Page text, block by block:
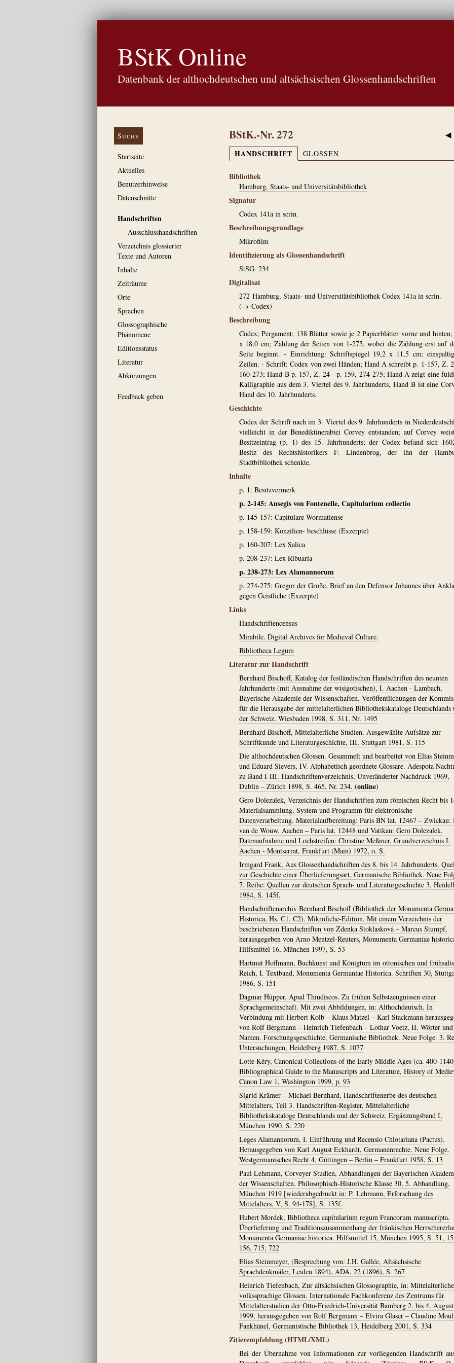
BStK Online
Datenbank der althochdeutschen und altsächsischen Glossenhandschriften
Suche
Startseite
Aktuelles
Benutzerhinweise
Datenschnitte
Handschriften
Ausschluss­handschriften
Verzeichnis glossierter
Texte und Autoren
Inhalte
Zeiträume
Orte
Sprachen
Glossographische
Phänomene
Editionsstatus
Literatur
Abkürzungen
Feedback geben
◀
BStK.-Nr. 272
HANDSCHRIFT GLOSSEN
Bibliothek
Hamburg, Staats- und Universitätsbibliothek
Signatur
Codex 141a in scrin.
Beschreibungsgrundlage
Mikrofilm
Identifizierung als Glossenhandschrift
StSG. 234
Digitalisat
272 Hamburg, Staats- und Universitätsbibliothek Codex 141a in scrin.
(→ Codex)
Beschreibung
Codex; Pergament; 138 Blätter sowie je 2 Papierblätter vorne und
x 18,0 cm; Zählung der Seiten von 1-275, wobei die Zählung erst auf
Seite beginnt. - Einrichtung: Schriftspiegel 19,2 x 11,5 cm;
Zeilen. - Schrift: Codex von zwei Händen; Hand A schreibt p. 1-157, Z.
160-273; Hand B p. 157, Z. 24 - p. 159, 274-275; Hand A zeigt eine
Kalligraphie aus dem 3. Viertel des 9. Jahrhunderts, Hand B ist eine
Hand des 10. Jahrhunderts.
Geschichte
Codex der Schrift nach im 3. Viertel des 9. Jahrhunderts in
vielleicht in der Benediktinerabtei Corvey entstanden; auf Corvey
Besitzeintrag (p. 1) des 15. Jahrhunderts; der Codex befand sich
Besitz des Rechtshistorikers F. Lindenbrog, der ihn der
Stadtbibliothek schenkte.
Inhalte
p. 1: Besitzvermerk
p. 2-145: Ansegis von Fontenelle, Capitularium collectio
p. 145-157: Capitulare Wormatiense
p. 158-159: Konzilien- beschlüsse (Exzerpte)
p. 160-207: Lex Salica
p. 208-237: Lex Ribuaria
p. 238-273: Lex Alamannorum
p. 274-275: Gregor der Große, Brief an den Defensor Johannes über
gegen Geistliche (Exzerpte)
Links
Handschriftencensus
Mirabile. Digital Archives for Medieval Culture.
Bibliotheca Legum
Literatur zur Handschrift
Bernhard Bischoff, Katalog der festländischen Handschriften des neunten
Jahrhunderts (mit Ausnahme der wisigotischen), I. Aachen - Lambach,
Bayerische Akademie der Wissenschaften. Veröffentlichungen der
für die Herausgabe der mittelalterlichen Bibliothekskataloge Deutschlands
der Schweiz, Wiesbaden 1998, S. 311, Nr. 1495
Bernhard Bischoff, Mittelalterliche Studien. Ausgewählte Aufsätze zur
Schriftkunde und Literaturgeschichte, III, Stuttgart 1981, S. 115
Die althochdeutschen Glossen. Gesammelt und bearbeitet von Elias
und Eduard Sievers, IV. Alphabetisch geordnete Glossare. Adespota
zu Band I-III. Handschriftenverzeichnis, Unveränderter Nachdruck 1969,
Dublin – Zürich 1898, S. 465, Nr. 234. (online)
Gero Dolezalek, Verzeichnis der Handschriften zum römischen Recht bis
Materialsammlung, System und Programm für elektronische
Datenverarbeitung. Materialaufbereitung: Paris BN lat. 12467 – Zwickau:
van de Wouw. Aachen – Paris lat. 12448 und Vatikan: Gero Dolezalek.
Datenaufnahme und Lochstreifen: Christine Meßmer, Grundverzeichnis I.
Aachen - Montserrat, Frankfurt (Main) 1972, o. S.
Irmgard Frank, Aus Glossenhandschriften des 8. bis 14. Jahrhunderts.
zur Geschichte einer Überlieferungsart, Germanische Bibliothek. Neue
7. Reihe: Quellen zur deutschen Sprach- und Literaturgeschichte 3,
1984, S. 145f.
Handschriftenarchiv Bernhard Bischoff (Bibliothek der Monumenta
Historica, Hs. C1, C2). Mikrofiche-Edition. Mit einem Verzeichnis der
beschriebenen Handschriften von Zdenka Stoklasková – Marcus Stumpf,
herausgegeben von Arno Mentzel-Reuters, Monumenta Germaniae
Hilfsmittel 16, München 1997, S. 53
Hartmut Hoffmann, Buchkunst und Königtum im ottonischen und
Reich, I. Textband, Monumenta Germaniae Historica. Schriften 30,
1986, S. 151
Dagmar Hüpper, Apud Thiudiscos. Zu frühen Selbstzeugnissen einer
Sprachgemeinschaft. Mit zwei Abbildungen, in: Althochdeutsch. In
Verbindung mit Herbert Kolb – Klaus Matzel – Karl Stackmann
von Rolf Bergmann – Heinrich Tiefenbach – Lothar Voetz, II. Wörter und
Namen. Forschungsgeschichte, Germanische Bibliothek. Neue Folge. 3.
Untersuchungen, Heidelberg 1987, S. 1077
Lotte Kéry, Canonical Collections of the Early Middle Ages (ca. 400-
Bibliographical Guide to the Manuscripts and Literature, History of
Canon Law 1, Washington 1999, p. 93
Sigrid Krämer – Michael Bernhard, Handschriftenerbe des deutschen
Mittelalters, Teil 3. Handschriften-Register, Mittelalterliche
Bibliothekskataloge Deutschlands und der Schweiz. Ergänzungsband I,
München 1990, S. 220
Leges Alamannorum, I. Einführung und Recensio Chlotariana (Pactus).
Herausgegeben von Karl August Eckhardt, Germanenrechte. Neue Folge.
Westgermanisches Recht 4, Göttingen – Berlin – Frankfurt 1958, S. 13
Paul Lehmann, Corveyer Studien, Abhandlungen der Bayerischen
der Wissenschaften. Philosophisch-Historische Klasse 30, 5. Abhandlung,
München 1919 [wiederabgedruckt in: P. Lehmann, Erforschung des
Mittelalters, V, S. 94-178], S. 135f.
Hubert Mordek, Bibliotheca capitularium regum Francorum manuscripta.
Überlieferung und Traditionszusammenhang der fränkischen
Monumenta Germaniae historica. Hilfsmittel 15, München 1995, S. 51,
156, 715, 722
Elias Steinmeyer, (Besprechung von: J.H. Gallée, Altsächsische
Sprachdenkmäler, Leiden 1894), ADA. 22 (1896), S. 267
Heinrich Tiefenbach, Zur altsächsischen Glossographie, in: Mittelalterliche
volkssprachige Glossen. Internationale Fachkonferenz des Zentrums für
Mittelalterstudien der Otto-Friedrich-Universität Bamberg 2. bis 4. August
1999, herausgegeben von Rolf Bergmann – Elvira Glaser – Claudine
Fankhänel, Germanistische Bibliothek 13, Heidelberg 2001, S. 334
Zitierempfehlung (HTML/XML)
Bei der Übernahme von Informationen zur vorliegenden Handschrift